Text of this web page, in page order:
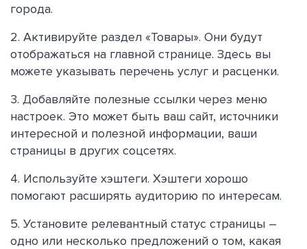
города.
2. Активируйте раздел «Товары». Они будут
отображаться на главной странице. Здесь вы
можете указывать перечень услуг и расценки.
3. Добавляйте полезные ссылки через меню
настроек. Это может быть ваш сайт, источники
интересной и полезной информации, ваши
страницы в других соцсетях.
4. Используйте хэштеги. Хэштеги хорошо
помогают расширять аудиторию по интересам.
5. Установите релевантный статус страницы –
одно или несколько предложений о том, какая